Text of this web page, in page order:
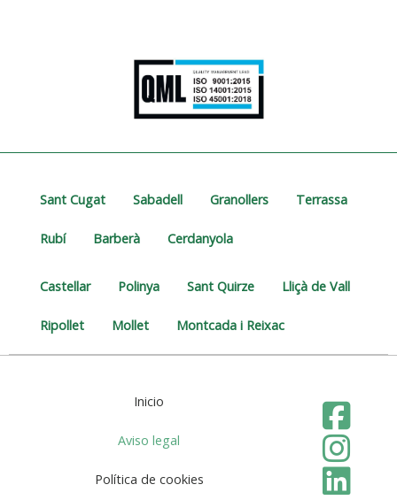
Sant Cugat Sabadell Granollers Terrassa
Rubí Barberà Cerdanyola
Castellar Polinya Sant Quirze Lliçà de Vall
Ripollet Mollet Montcada i Reixac
Inicio
Aviso legal
Política de cookies